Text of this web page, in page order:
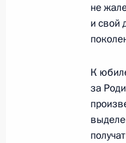
не
и свой
К
за